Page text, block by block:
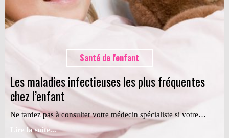
Santé de l'enfant
Les maladies infectieuses les plus fréquentes
chez l’enfant
Ne tardez pas à consulter votre médecin spécialiste si votre…
Lire la suite...